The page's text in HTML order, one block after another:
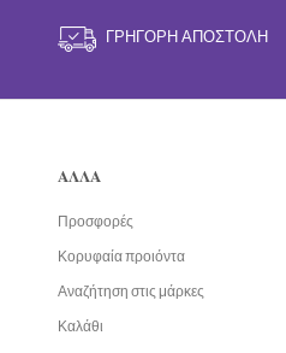
ΓΡΉΓΟΡΗ ΑΠΟΣΤΟΛΉ
ΑΛΛΑ
Προσφορές
Κορυφαία προιόντα
Αναζήτηση στις μάρκες
Καλάθι